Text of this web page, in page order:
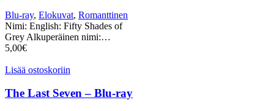
Blu-ray, Elokuvat, Romanttinen
Nimi: English: Fifty Shades of
Grey Alkuperäinen nimi:…
5,00€
Lisää ostoskoriin
The Last Seven – Blu-ray